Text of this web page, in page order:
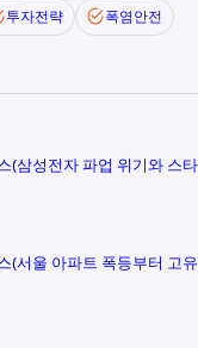
투자전략
폭염안전
(삼성전자 파업 위기와 스타
(서울 아파트 폭등부터 고유